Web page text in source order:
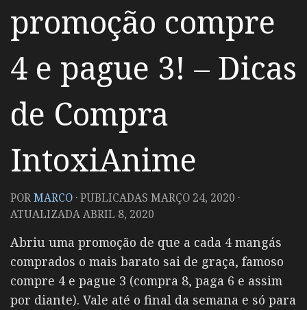
promoção compre
4 e pague 3! – Dicas
de Compra
IntoxiAnime
PORMARCO · PUBLICADAS MARÇO 24, 2020 ·
ATUALIZADAABRIL 8, 2020
Abriu uma promoção de que a cada 4 mangás
comprados o mais barato sai de graça, famoso
compre 4 e pague 3 (compra 8, paga 6 e assim
por diante). Vale até o final da semana e só para